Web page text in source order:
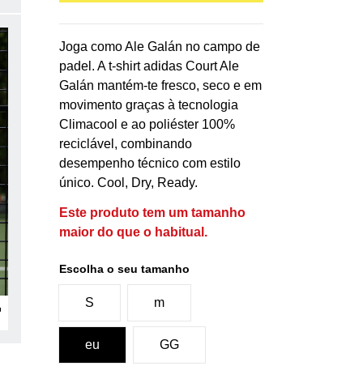
Joga como Ale Galán no campo de
padel. A t-shirt adidas Court Ale
Galán mantém-te fresco, seco e em
movimento graças à tecnologia
Climacool e ao poliéster 100%
reciclável, combinando
desempenho técnico com estilo
único. Cool, Dry, Ready.
Este produto tem um tamanho
maior do que o habitual.
Escolha o seu tamanho
S m
eu GG